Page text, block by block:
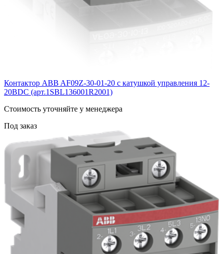
Контактор ABB AF09Z-30-01-20 с катушкой управления 12-
20BDC (арт.1SBL136001R2001)
Cтоимость уточняйте у менеджера
Под заказ